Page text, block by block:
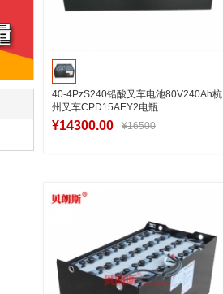
40-4PzS240铅酸叉车电池80V240Ah杭
州叉车CPD15AEY2电瓶
¥14300.00 ¥16500